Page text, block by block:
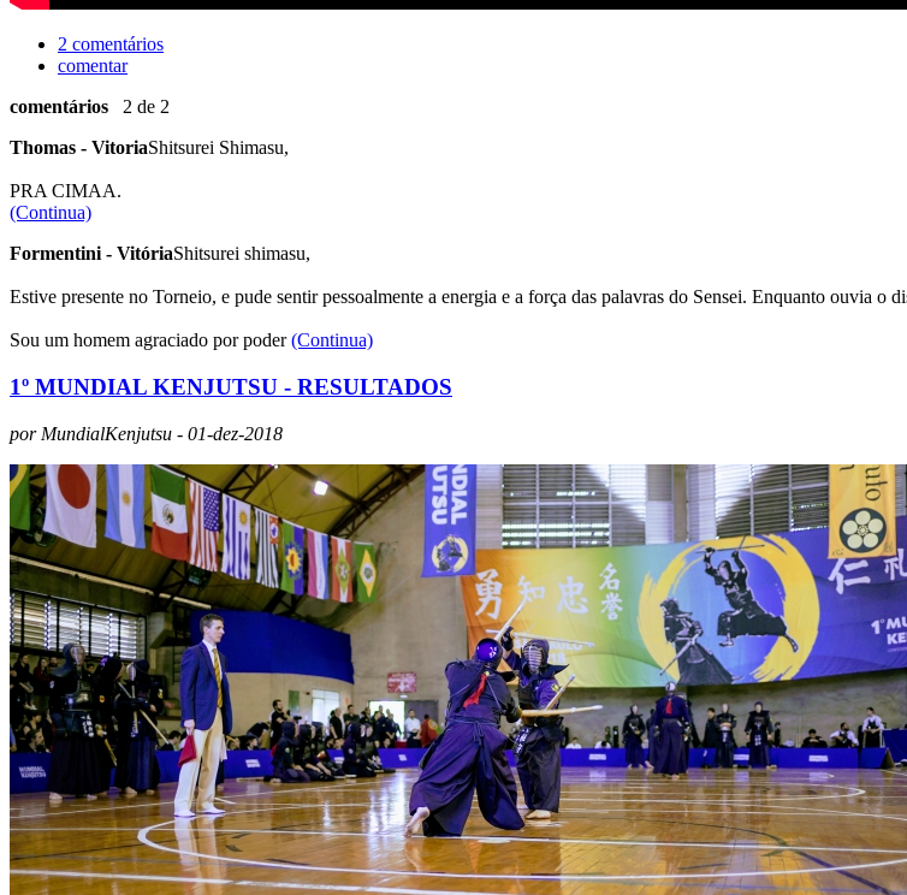
2 comentários
comentar
comentários 2 de 2
Thomas - VitoriaShitsurei Shimasu,
PRA CIMAA.
(Continua)
Formentini - VitóriaShitsurei shimasu,
Estive presente no Torneio, e pude sentir pessoalmente a energia e a força das palavras do Sensei. Enquanto ouvia o
Sou um homem agraciado por poder(Continua)
1º MUNDIAL KENJUTSU - RESULTADOS
por MundialKenjutsu - 01-dez-2018